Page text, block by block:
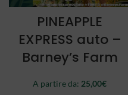
PINEAPPLE
EXPRESS auto –
Barney’s Farm
A partire da: 25,00€